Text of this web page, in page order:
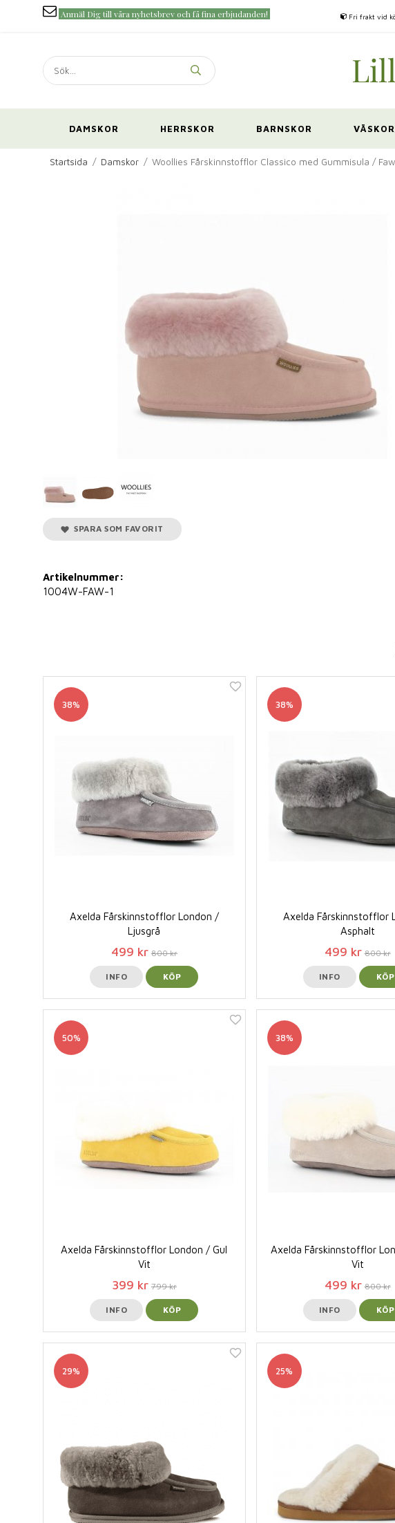
Anmäl Dig till våra nyhetsbrev och få fina erbjudanden! Fri frakt vid
DAMSKOR HERRSKOR BARNSKOR
Startsida / Damskor / Woollies Fårskinnstofflor Classico med Gummisula /
SPARA SOM FAVORIT
Artikelnummer:
1004W-FAW-1
38%
Axelda Fårskinnstofflor London /
Ljusgrå
499 kr 800 kr
INFO KÖP
38%
Axelda Fårskinnstofflor
Asphalt
499 kr 800 kr
INFO KÖP
50%
Axelda Fårskinnstofflor London / Gul
Vit
399 kr 799 kr
INFO KÖP
38%
Axelda Fårskinnstofflor
Vit
499 kr 800 kr
INFO KÖP
29% 25%